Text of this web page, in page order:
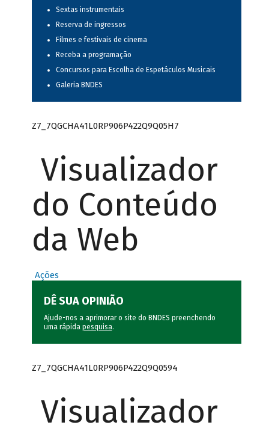
Sextas instrumentais
Reserva de ingressos
Filmes e festivais de cinema
Receba a programação
Concursos para Escolha de Espetáculos Musicais
Galeria BNDES
Z7_7QGCHA41L0RP906P422Q9Q05H7
Visualizador
do Conteúdo
da Web
Ações
DÊ SUA OPINIÃO
Ajude-nos a aprimorar o site do BNDES preenchendo
uma rápida pesquisa.
Z7_7QGCHA41L0RP906P422Q9Q0594
Visualizador